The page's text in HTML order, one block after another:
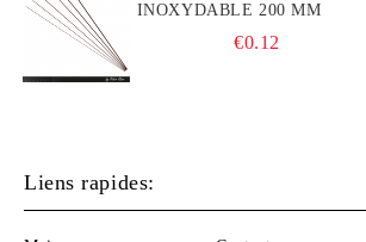
INOXYDABLE 200 MM
€0.12
Liens rapides: